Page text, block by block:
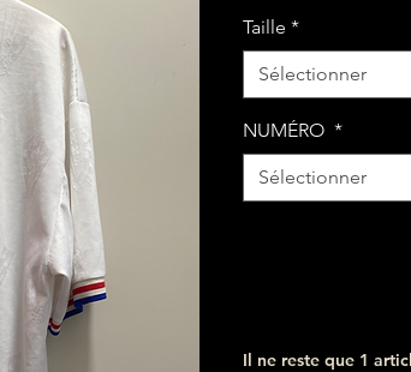
Taille *
Sélectionner
NUMÉRO *
Sélectionner
Il ne reste que 1